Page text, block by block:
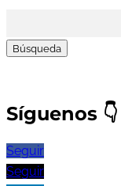
Síguenos 👇
Seguir
Seguir